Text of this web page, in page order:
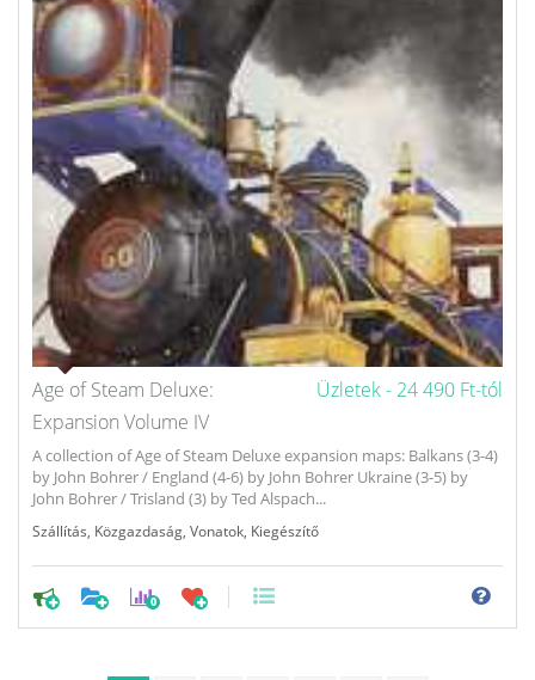
Üzletek - 24 490 Ft-tól
Age of Steam Deluxe:
Expansion Volume IV
A collection of Age of Steam Deluxe expansion maps: Balkans (3-4)
by John Bohrer / England (4-6) by John Bohrer Ukraine (3-5) by
John Bohrer / Trisland (3) by Ted Alspach...
Szállítás Közgazdaság Vonatok Kiegészítő
0